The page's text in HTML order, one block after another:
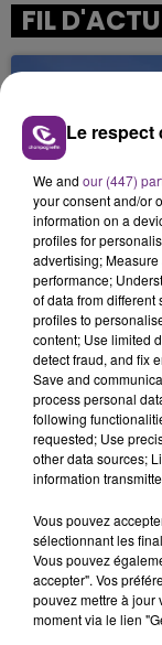
FIL D'ACTU
6 août 2026
SI TOUT LE
PROCHAINE
La vendange
août dans la
jamais vu !
6 août 2026
L'ORDRE
Alors que les
s'est avéré
Le respect
We and our (447)
your consent and/or
information on a
profiles for
advertising;
performance;
of data from
profiles to
content; Use limited
detect fraud, and fix
Save and
process personal
following
requested; Use
other data sources;
information
Vous pouvez
sélectionnant les
Vous pouvez
accepter". Vos
pouvez mettre à jour
moment via le lien